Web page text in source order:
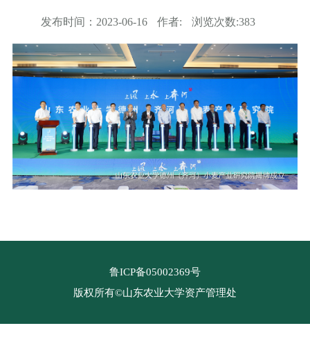
发布时间： 2023-06-16 作者: 浏览次数:383
鲁ICP备05002369号
版权所有©山东农业大学资产管理处